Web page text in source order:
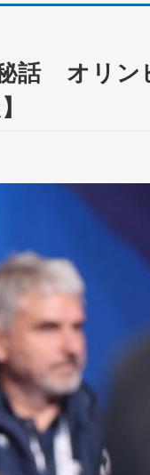
話 オリン